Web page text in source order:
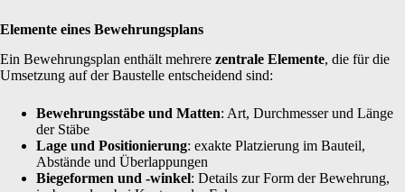
Elemente eines Bewehrungsplans
Ein Bewehrungsplan enthält mehrere zentrale Elemente, die für die
Umsetzung auf der Baustelle entscheidend sind:
Bewehrungsstäbe und Matten: Art, Durchmesser und Länge
der Stäbe
Lage und Positionierung: exakte Platzierung im Bauteil,
Abstände und Überlappungen
Biegeformen und -winkel: Details zur Form der Bewehrung,